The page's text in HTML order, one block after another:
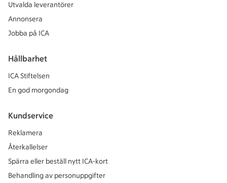
Utvalda leverantörer
Annonsera
Jobba på ICA
Hållbarhet
ICA Stiftelsen
En god morgondag
Kundservice
Reklamera
Återkallelser
Spärra eller beställ nytt ICA-kort
Behandling av personuppgifter